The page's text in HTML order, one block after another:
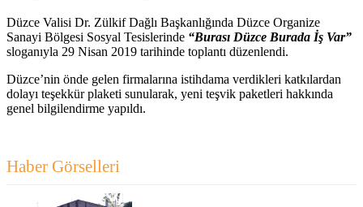
Düzce Valisi Dr. Zülkif Dağlı Başkanlığında Düzce Organize
Sanayi Bölgesi Sosyal Tesislerinde “Burası Düzce Burada İş Var”
sloganıyla 29 Nisan 2019 tarihinde toplantı düzenlendi.
Düzce’nin önde gelen firmalarına istihdama verdikleri katkılardan
dolayı teşekkür plaketi sunularak, yeni teşvik paketleri hakkında
genel bilgilendirme yapıldı.
Haber Görselleri